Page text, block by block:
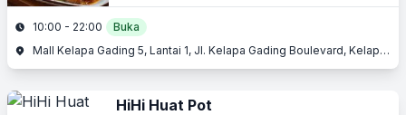
10:00 - 22:00
Buka
Mall Kelapa Gading 5, Lantai 1, Jl. Kelapa Gading Boulevard, Kelapa Gading, Jakarta Utara, Jakarta
HiHi Huat Pot